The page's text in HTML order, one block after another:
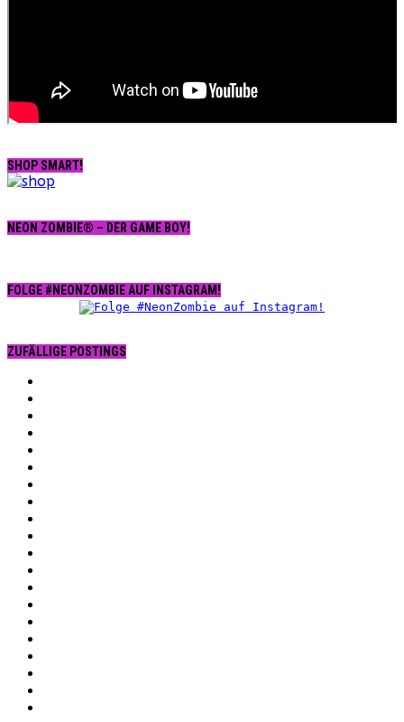
SHOP SMART!
NEON ZOMBIE® – DER GAME BOY!
FOLGE #NEONZOMBIE AUF INSTAGRAM!
ZUFÄLLIGE POSTINGS